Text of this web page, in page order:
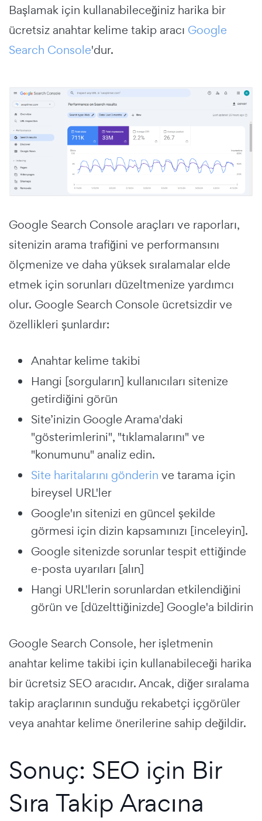
Başlamak için kullanabileceğiniz harika bir
ücretsiz anahtar kelime takip aracı Google
Search Console'dur.
Google Search Console araçları ve raporları,
sitenizin arama trafiğini ve performansını
ölçmenize ve daha yüksek sıralamalar elde
etmek için sorunları düzeltmenize yardımcı
olur. Google Search Console ücretsizdir ve
özellikleri şunlardır:
Anahtar kelime takibi
Hangi [sorguların] kullanıcıları sitenize
getirdiğini görün
Site’inizin Google Arama'daki
"gösterimlerini", "tıklamalarını" ve
"konumunu" analiz edin.
Site haritalarını gönderin ve tarama için
bireysel URL'ler
Google'ın sitenizi en güncel şekilde
görmesi için dizin kapsamınızı [inceleyin].
Google sitenizde sorunlar tespit ettiğinde
e-posta uyarıları [alın]
Hangi URL'lerin sorunlardan etkilendiğini
görün ve [düzelttiğinizde] Google'a bildirin
Google Search Console, her işletmenin
anahtar kelime takibi için kullanabileceği harika
bir ücretsiz SEO aracıdır. Ancak, diğer sıralama
takip araçlarının sunduğu rekabetçi içgörüler
veya anahtar kelime önerilerine sahip değildir.
Sonuç: SEO için Bir
Sıra Takip Aracına